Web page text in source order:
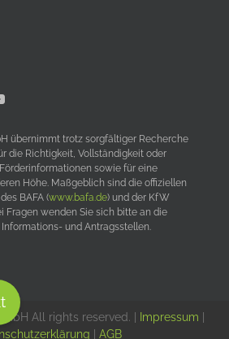
übernimmt trotz sorgfältiger Recherche
die Richtigkeit, Vollständigkeit oder
sowie für eine
Höhe. Maßgeblich sind die offiziellen
BAFA (www.bafa.de) und der KfW
Fragen wenden Sie sich bitte an die
und Antragsstellen.
All rights reserved. | Impressum
AGB